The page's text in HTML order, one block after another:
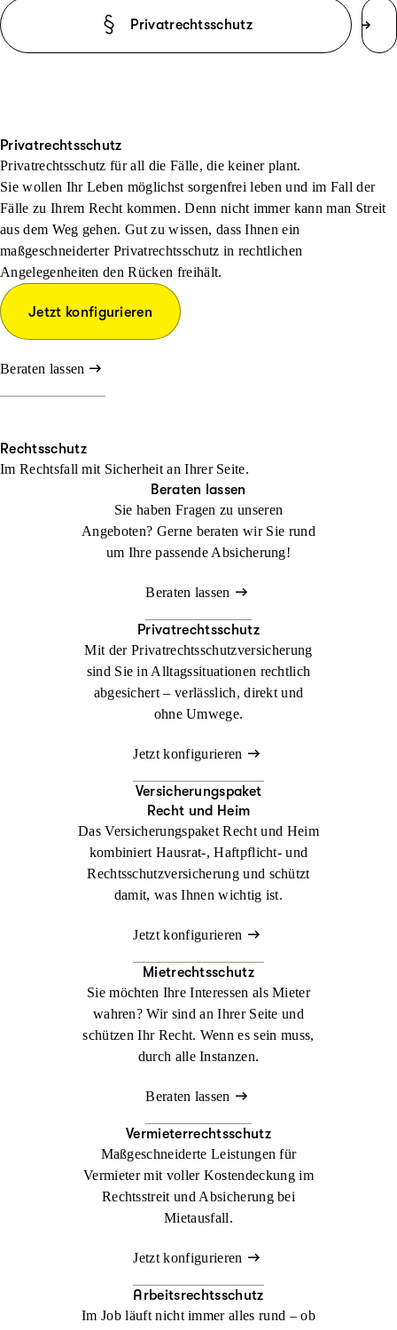
Privatrechtsschutz
Privatrechtsschutz
Privatrechtsschutz für all die Fälle, die keiner plant.
Sie wollen Ihr Leben möglichst sorgenfrei leben und im Fall der
Fälle zu Ihrem Recht kommen. Denn nicht immer kann man Streit
aus dem Weg gehen. Gut zu wissen, dass Ihnen ein
maßgeschneiderter Privatrechtsschutz in rechtlichen
Angelegenheiten den Rücken freihält.
Jetzt konfigurieren
Beraten lassen
Rechtsschutz
Im Rechtsfall mit Sicher­heit an Ihrer Seite.
Beraten lassen
Sie haben Fragen zu unseren
Angeboten? Gerne beraten wir Sie rund
um Ihre passende Absicherung!
Beraten lassen
Privatrechtsschutz
Mit der Privatrechtsschutzversicherung
sind Sie in Alltagssituationen rechtlich
abgesichert – verlässlich, direkt und
ohne Umwege.
Jetzt konfigurieren
Versicherungspaket
Recht und Heim
Das Versicherungspaket Recht und Heim
kombiniert Hausrat-, Haftpflicht- und
Rechtsschutzversicherung und schützt
damit, was Ihnen wichtig ist.
Jetzt konfigurieren
Mietrechtsschutz
Sie möchten Ihre Interessen als Mieter
wahren? Wir sind an Ihrer Seite und
schützen Ihr Recht. Wenn es sein muss,
durch alle Instanzen.
Beraten lassen
Vermieterrechtsschutz
Maßgeschneiderte Leistungen für
Vermieter mit voller Kostendeckung im
Rechtsstreit und Absicherung bei
Mietausfall.
Jetzt konfigurieren
Arbeitsrechtsschutz
Im Job läuft nicht immer alles rund – ob